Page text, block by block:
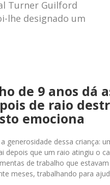
Turner Guilford
lhe designado um
de 9 anos dá
de raio
emociona
a generosidade dessa criança:
depois que um raio atingiu o
de trabalho que
meses, trabalhando para